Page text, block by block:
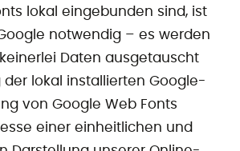
lokal eingebunden sind, ist
notwendig – es werden
Daten ausgetauscht
der lokal installierten Google-
von Google Web Fonts
einer einheitlichen und